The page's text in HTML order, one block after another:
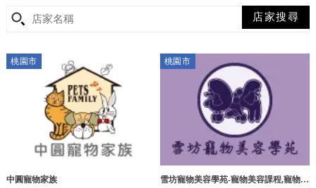
桃園市
中圓寵物家族
桃園市
雪坊寵物美容學苑-寵物美容課程,寵物美